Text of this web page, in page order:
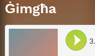
Ġimgħa